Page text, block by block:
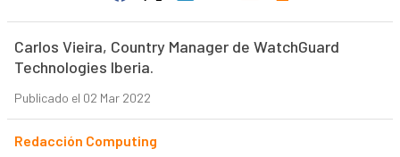
Carlos Vieira, Country Manager de WatchGuard
Technologies Iberia.
Publicado el 02 Mar 2022
Redacción Computing